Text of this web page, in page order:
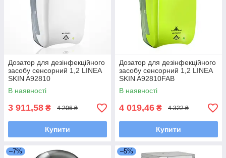
Дозатор для дезінфекційного
засобу сенсорний 1,2 LINEA
SKIN A92810
В наявності
3 911,58 ₴ 4 206 ₴
Купити
Дозатор для дезінфекційного
засобу сенсорний 1,2 LINEA
SKIN A92810FAB
В наявності
4 019,46 ₴ 4 322 ₴
Купити
–7% –5%